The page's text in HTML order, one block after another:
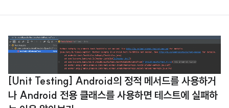
[Unit Testing] Android의 정적 메서드를 사용하거
나 Android 전용 클래스를 사용하면 테스트에 실패하